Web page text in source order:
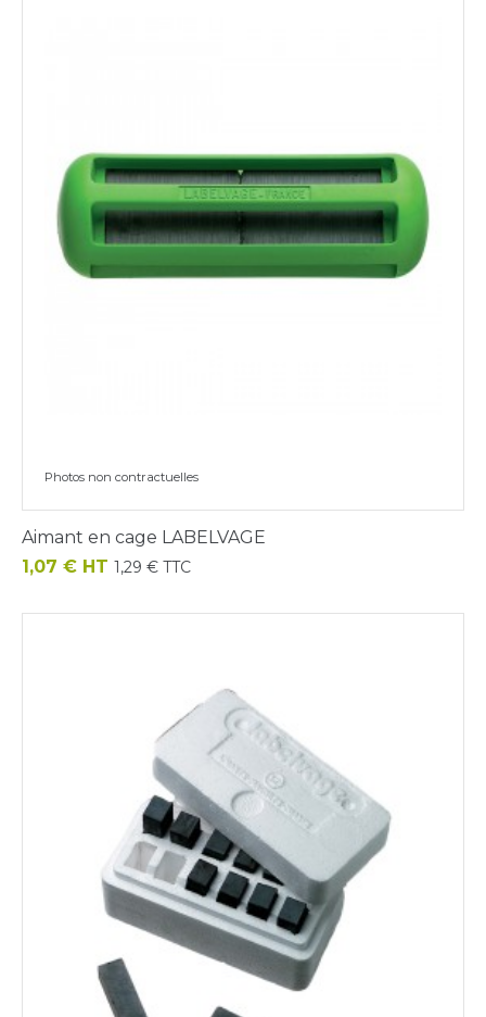
Photos non contractuelles
Aimant en cage LABELVAGE
Prix
1,07 € HT 1,29 € TTC